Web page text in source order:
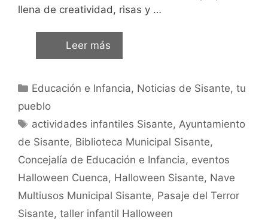
llena de creatividad, risas y …
Leer más
Educación e Infancia, Noticias de Sisante, tu
pueblo
actividades infantiles Sisante,Ayuntamiento
de Sisante, Biblioteca Municipal Sisante,
Concejalía de Educación e Infancia, eventos
Halloween Cuenca, Halloween Sisante, Nave
Multiusos Municipal Sisante, Pasaje del Terror
Sisante, taller infantil Halloween